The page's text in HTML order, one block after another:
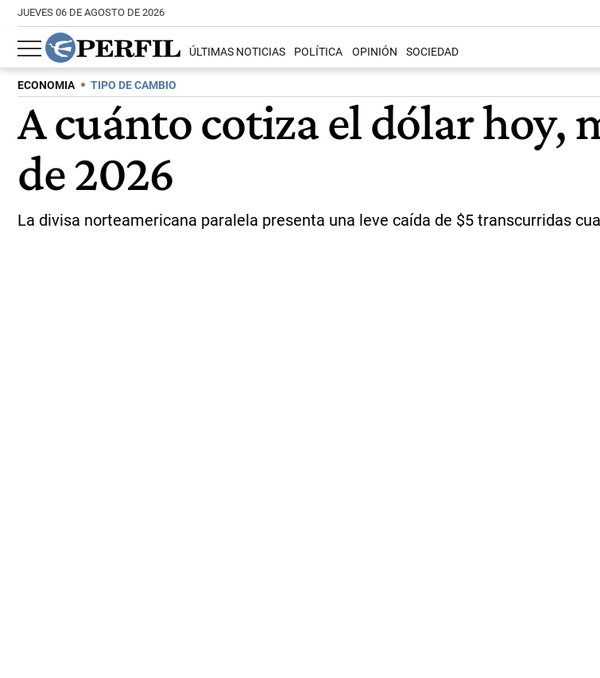
JUEVES 06 DE AGOSTO DE 2026
ÚLTIMAS NOTICIAS POLÍTICA OPINIÓN SOCIEDAD
ECONOMIA TIPO DE CAMBIO
A cuánto cotiza el dólar hoy,
de 2026
La divisa norteamericana paralela presenta una leve caída de $5 transcurridas